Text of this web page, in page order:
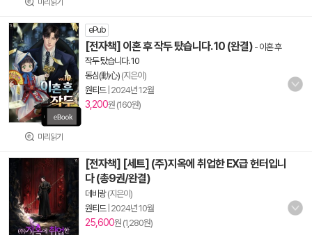
미리읽기
미리읽기
ePub
[전자책] 이혼 후 작두 탔습니다. 10 (완결) - 이혼 후
작두 탔습니다. 10
동심(動心) (지은이)
원티드| 2024년 12월
3,200원 (160원)
[전자책] [세트] (주)지옥에 취업한 EX급 헌터입니
다 (총9권/완결)
데비랑(지은이)
원티드| 2024년 10월
25,600원 (1,280원)